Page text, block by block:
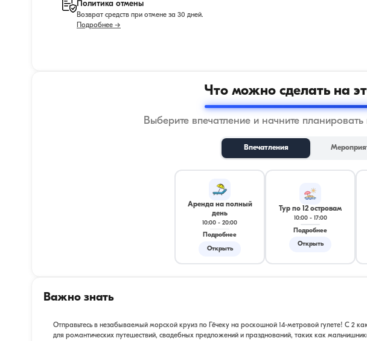
Политика отмены
Возврат средств при отмене за 30 дней.
Подробнее →
Что можно сделать на
Выберите впечатление и начните
Впечатления
Аренда на полный
день
10:00 - 20:00
Подробнее
Открыть
Тур по 12 островам
10:00- 17:00
Подробнее
Открыть
Важно знать
Отправьтесь в незабываемый морской круиз по Гёчеку на роскошной 14-метровой гулете! С 2
для романтических путешествий, свадебных предложений и празднований, таких как